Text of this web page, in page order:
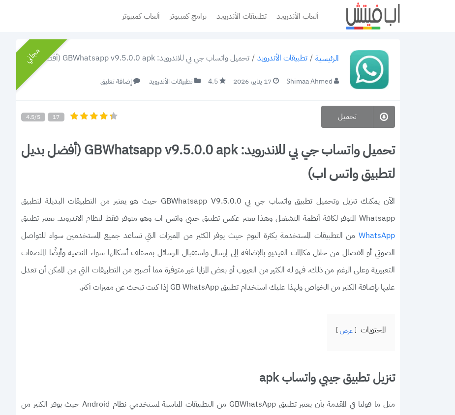
ألعاب الأندرويد تطبيقات الأندرويد برامج كمبيوتر ألعاب كمبيوتر
الرئيسية / تطبيقات الأندرويد / تحميل واتساب جي بي للاندرويد: GBWhatsapp v9.5.0.0 apk (أفضل بديل لتطبيق واتس اب)
Shimaa Ahmed 17 يناير، 2026 4.5 تطبيقات الأندرويد إضافة تعليق
مجاني
4.5/5 17 تحميل
تحميل واتساب جي بي للاندرويد: GBWhatsapp v9.5.0.0 apk (أفضل بديل
لتطبيق واتس اب)
الآن يمكنك تنزيل وتحميل تطبيق واتساب جي بي GBWhatsapp V9.5.0.0 حيث هو يعتبر من التطبيقات البديلة لتطبيق
Whatsapp المتوفر لكافة أنظمة التشغيل وهذا يعتبر عكس تطبيق جيبي واتس اب وهو متوفر فقط لنظام الاندرويد. يعتبر تطبيق
WhatsApp من التطبيقات المستخدمة بكثرة اليوم حيث يوفر الكثير من المميزات التي تساعد جميع المستخدمين سواء للتواصل
الصوتي أو الاتصال من خلال مكالمات الفيديو بالإضافة إلى إرسال واستقبال الرسائل بمختلف أشكالها سواء النصية وأيضًا الملصقات
التعبيرية وعلى الرغم من ذلك، فهو له الكثير من العيوب أو بعض المزايا غير متوفرة مما أصبح من التطبيقات التي من الممكن أن تعدل
عليها بإضافة الكثير من الخواص ولهذا عليك استخدام تطبيق GB WhatsApp إذا كنت تبحث عن مميزات أكثر.
المحتويات عرض
تنزيل تطبيق جيبي واتساب apk
مثل ما قولنا في المقدمة بأن يعتبر تطبيق GBWhatsApp من التطبيقات المناسبة لمستخدمي نظام Android حيث يوفر الكثير من